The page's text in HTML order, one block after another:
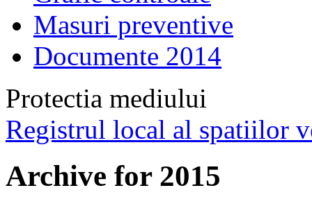
Masuri preventive
Documente 2014
Protectia mediului
Registrul local al spatiilor
Archive for 2015